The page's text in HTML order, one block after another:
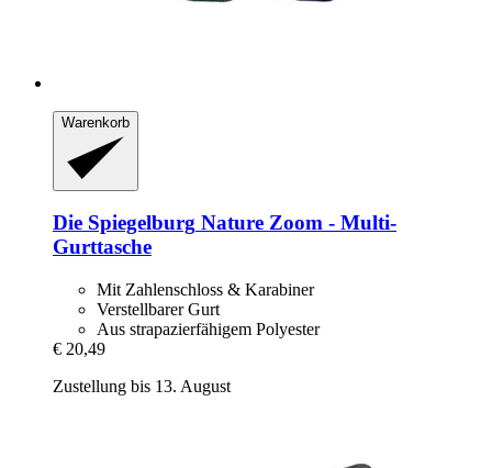
Warenkorb
Die Spiegelburg Nature Zoom -​ Multi-​
Gurttasche
Mit Zahlenschloss & Karabiner
Verstellbarer Gurt
Aus strapazierfähigem Polyester
€ 20,49
Zustellung bis 13. August